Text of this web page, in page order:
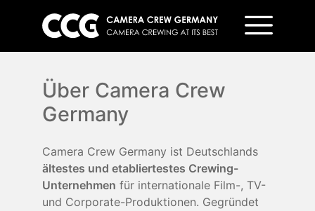
Über Camera Crew
Germany
Camera Crew Germany ist Deutschlands
ältestes und etabliertestes Crewing-
Unternehmen für internationale Film-, TV-
und Corporate-Produktionen. Gegründet